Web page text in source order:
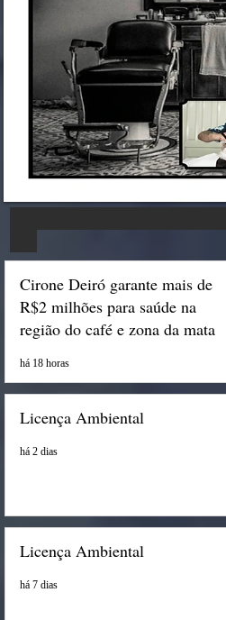
Cirone Deiró garante mais de
R$2 milhões para saúde na
região do café e zona da mata
há 18 horas
Licença Ambiental
há 2 dias
Licença Ambiental
há 7 dias